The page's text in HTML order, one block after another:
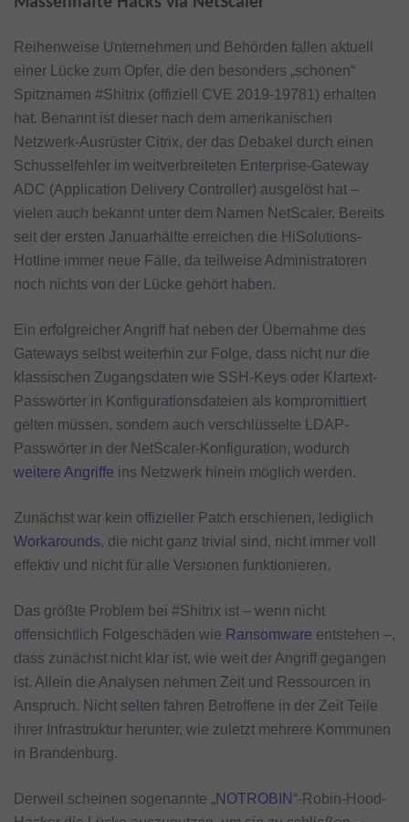
Reihenweise Unternehmen und Behörden fallen aktuell
einer Lücke zum Opfer, die den besonders „schönen“
Spitznamen #Shitrix (offiziell CVE 2019-19781) erhalten
hat. Benannt ist dieser nach dem amerikanischen
Netzwerk-Ausrüster Citrix, der das Debakel durch einen
Schusselfehler im weitverbreiteten Enterprise-Gateway
ADC (Application Delivery Controller) ausgelöst hat –
vielen auch bekannt unter dem Namen NetScaler. Bereits
seit der ersten Januarhälfte erreichen die HiSolutions-
Hotline immer neue Fälle, da teilweise Administratoren
noch nichts von der Lücke gehört haben.
Ein erfolgreicher Angriff hat neben der Übernahme des
Gateways selbst weiterhin zur Folge, dass nicht nur die
klassischen Zugangsdaten wie SSH-Keys oder Klartext-
Passwörter in Konfigurationsdateien als kompromittiert
gelten müssen, sondern auch verschlüsselte LDAP-
Passwörter in der NetScaler-Konfiguration, wodurch
weitere Angriffe ins Netzwerk hinein möglich werden.
Zunächst war kein offizieller Patch erschienen, lediglich
Workarounds, die nicht ganz trivial sind, nicht immer voll
effektiv und nicht für alle Versionen funktionieren.
Das größte Problem bei #Shitrix ist – wenn nicht
offensichtlich Folgeschäden wie Ransomware entstehen –,
dass zunächst nicht klar ist, wie weit der Angriff gegangen
ist. Allein die Analysen nehmen Zeit und Ressourcen in
Anspruch. Nicht selten fahren Betroffene in der Zeit Teile
ihrer Infrastruktur herunter, wie zuletzt mehrere Kommunen
in Brandenburg.
Derweil scheinen sogenannte „NOTROBIN “-Robin-Hood-